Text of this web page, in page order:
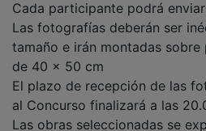
Las fotografías deberán ser
tamaño e irán montadas sobre
de 40 x 50 cm
El plazo de recepción de las
al Concurso finalizará a las
Las obras seleccionadas se